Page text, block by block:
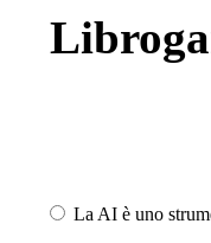
La AI è uno